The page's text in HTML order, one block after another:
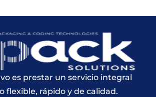
es prestar un servicio integral
flexible, rápido y de calidad.